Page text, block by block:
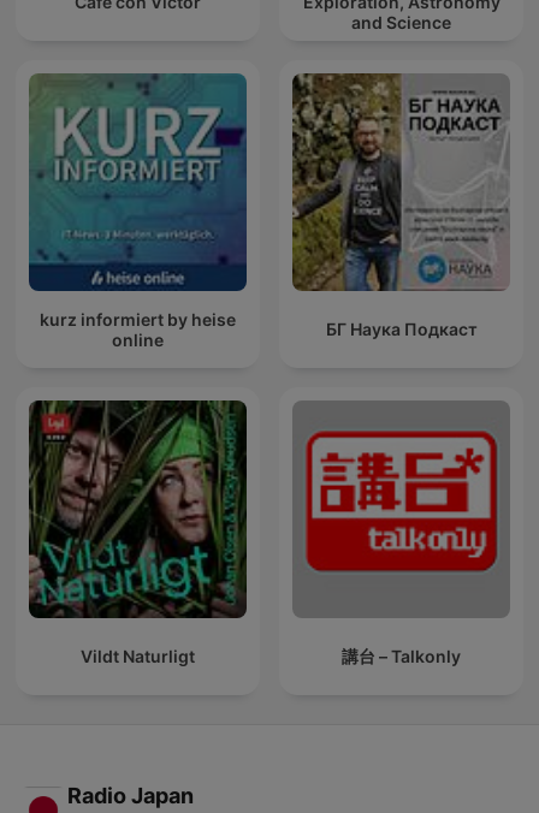
and Science
kurz informiert by heise
online
БГ Наука Подкаст
Vildt Naturligt 講台 – Talkonly
Radio Japan